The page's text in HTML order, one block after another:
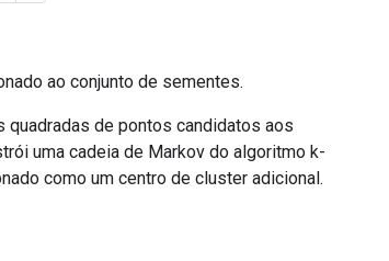
ao conjunto de sementes.
de pontos candidatos aos
uma cadeia de Markov do algoritmo k-
como um centro de cluster adicional.